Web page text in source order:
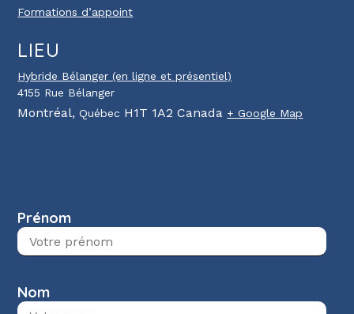
Formations d’appoint
LIEU
Hybride Bélanger (en ligne et présentiel)
4155 Rue Bélanger
Montréal, Québec H1T 1A2 Canada + Google Map
Prénom
Nom